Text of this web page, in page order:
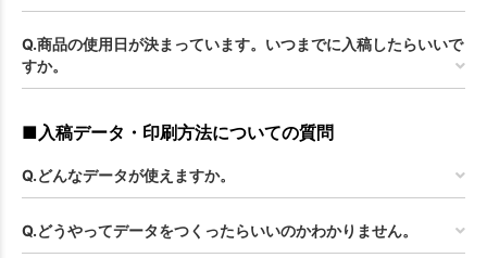
Q.商品の使用日が決まっています。いつまでに入稿したらいいで
すか。
■入稿データ・印刷方法についての質問
Q.どんなデータが使えますか。
Q.どうやってデータをつくったらいいのかわかりません。